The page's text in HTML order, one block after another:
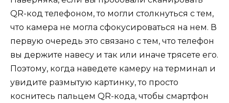
QR-код телефоном, то могли столкнуться с тем,
что камера не могла сфокусироваться на нем. В
первую очередь это связано с тем, что телефон
вы держите навесу и так или иначе трясете его.
Поэтому, когда наведете камеру на терминал и
увидите размытую картинку, то просто
коснитесь пальцем QR-кода, чтобы смартфон